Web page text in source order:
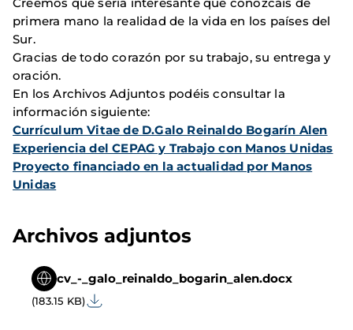
primera mano la realidad de la vida en los países del
Sur.
Gracias de todo corazón por su trabajo, su entrega y
oración.
En los Archivos Adjuntos podéis consultar la
información siguiente:
Currículum Vitae de D.Galo Reinaldo Bogarín Alen
Experiencia del CEPAG y Trabajo con Manos Unidas
Proyecto financiado en la actualidad por Manos
Unidas
Archivos adjuntos
cv_-_galo_reinaldo_bogarin_alen.docx
(183.15 KB)